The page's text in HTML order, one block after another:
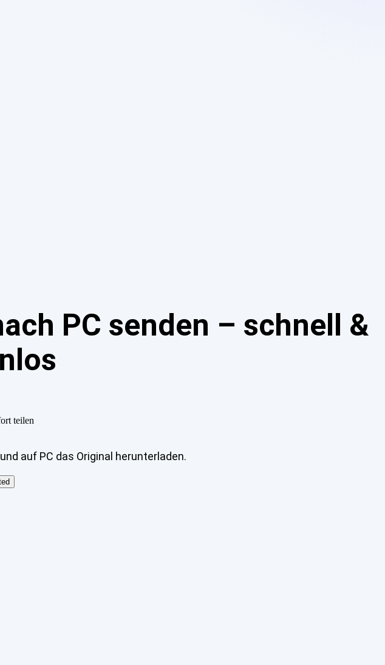
PC senden – schnell &
teilen
auf PC das Original herunterladen.